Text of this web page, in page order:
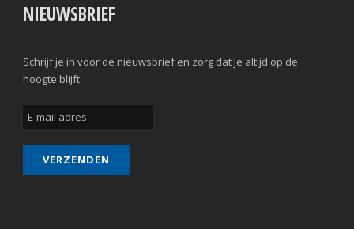
NIEUWSBRIEF
Schrijf je in voor de nieuwsbrief en zorg dat je altijd op de
hoogte blijft.